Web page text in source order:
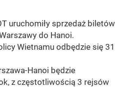
uruchomiły sprzedaż biletów
do Hanoi.
Wietnamu odbędzie się 31
Hanoi będzie
z częstotliwością 3 rejsów